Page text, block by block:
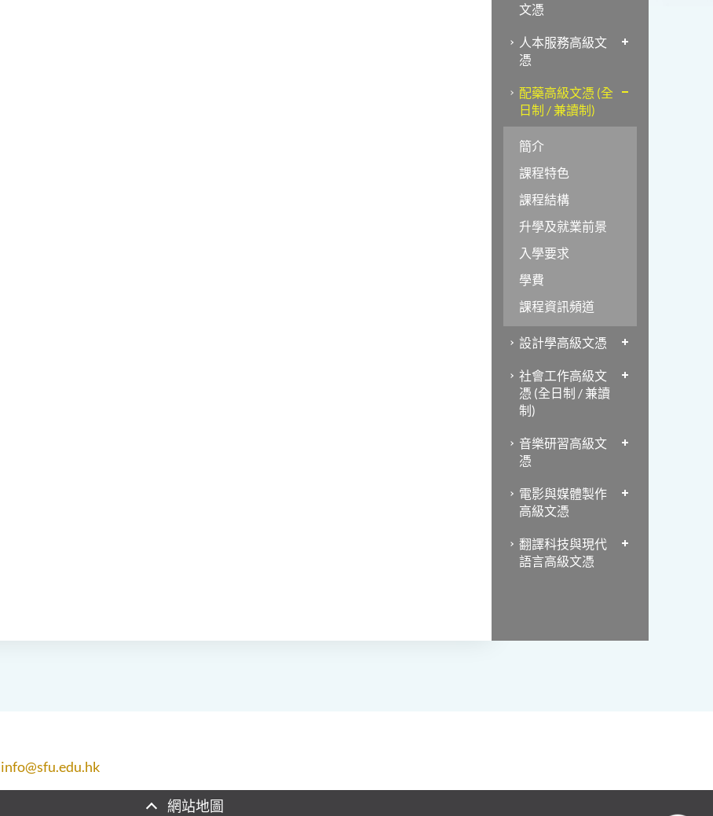
文憑
人本服務高級文
憑
配藥高級文憑 (全
日制 / 兼讀制)
簡介
課程特色
課程結構
升學及就業前景
入學要求
學費
課程資訊頻道
設計學高級文憑
社會工作高級文
憑 (全日制 / 兼讀
制)
音樂研習高級文
憑
電影與媒體製作
高級文憑
翻譯科技與現代
語言高級文憑
info@sfu.edu.hk
網站地圖